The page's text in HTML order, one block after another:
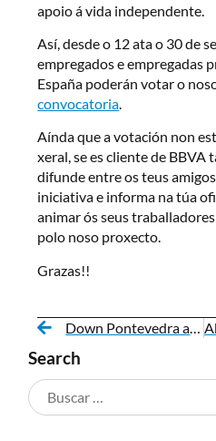
apoio á vida independente.
Así, desde o 12 ata o 30 de
empregados e empregadas
España poderán votar o
convocatoria.
Aínda que a votación non
xeral, se es cliente de BBVA
difunde entre os teus
iniciativa e informa na túa
animar ós seus
polo noso proxecto.
Grazas!!
Search